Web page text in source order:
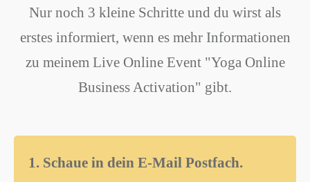
Nur noch 3 kleine Schritte und du wirst als
erstes informiert, wenn es mehr Informationen
zu meinem Live Online Event "Yoga Online
Business Activation" gibt.
1. Schaue in dein E-Mail Postfach.